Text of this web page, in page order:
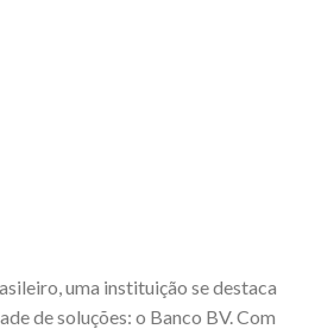
uma instituição se destaca
de soluções: o Banco BV. Com